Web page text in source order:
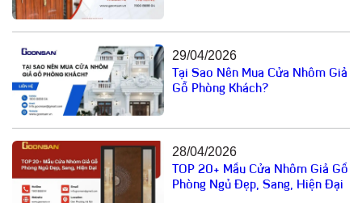
29/04/2026
Tại Sao Nên Mua Cửa Nhôm Giả
Gỗ Phòng Khách?
28/04/2026
TOP 20+ Mẫu Cửa Nhôm Giả Gỗ
Phòng Ngủ Đẹp, Sang, Hiện Đại